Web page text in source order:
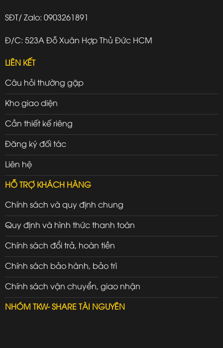
SĐT/ Zalo: 0903261891
Đ/C: 523A Đỗ Xuân Hợp Thủ Đức HCM
LIÊN KẾT
Câu hỏi thường gặp
Kho giao diện
Cần thiết kế riêng
Đăng ký đối tác
Liên hệ
HỖ TRỢ KHÁCH HÀNG
Chính sách và quy định chung
Quy định và hình thức thanh toán
Chính sách đổi trả, hoàn tiền
Chính sách bảo hành, bảo trì
Chính sách vận chuyển, giao nhận
NHÓM TKW- SHARE TÀI NGUYÊN